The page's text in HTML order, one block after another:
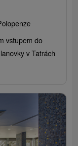
vstupem do
v Tatrách